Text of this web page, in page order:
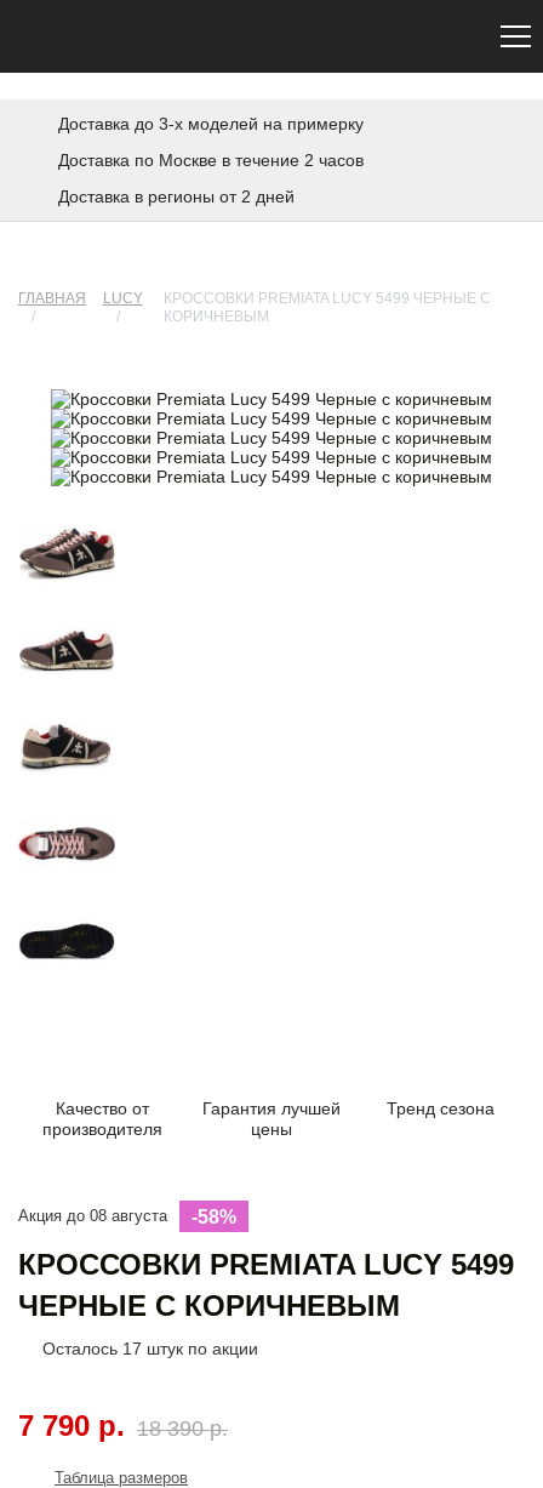
Доставка до 3-х моделей на примерку
Доставка по Москве в течение 2 часов
Доставка в регионы от 2 дней
ГЛАВНАЯ
/
LUCY
/
КРОССОВКИ PREMIATA LUCY 5499 ЧЕРНЫЕ С
КОРИЧНЕВЫМ
Качество от
производителя
Гарантия лучшей
цены
Тренд сезона
Акция до 08 августа -58%
КРОССОВКИ PREMIATA LUCY 5499
ЧЕРНЫЕ С КОРИЧНЕВЫМ
Осталось 17 штук по акции
7 790 р. 18 390 р.
Таблица размеров